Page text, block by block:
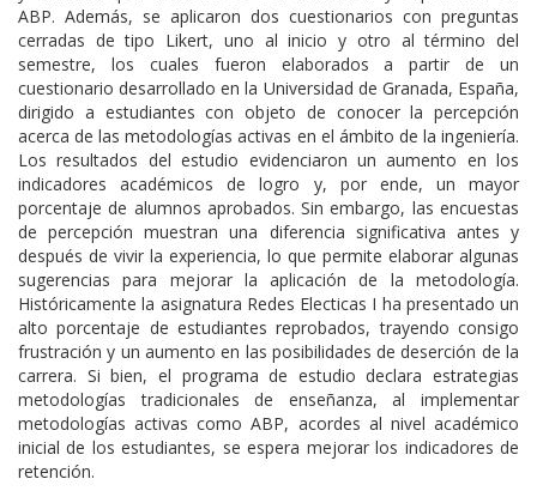
ABP. Además, se aplicaron dos cuestionarios con preguntas
cerradas de tipo Likert, uno al inicio y otro al término del
semestre, los cuales fueron elaborados a partir de un
cuestionario desarrollado en la Universidad de Granada, España,
dirigido a estudiantes con objeto de conocer la percepción
acerca de las metodologías activas en el ámbito de la ingeniería.
Los resultados del estudio evidenciaron un aumento en los
indicadores académicos de logro y, por ende, un mayor
porcentaje de alumnos aprobados. Sin embargo, las encuestas
de percepción muestran una diferencia significativa antes y
después de vivir la experiencia, lo que permite elaborar algunas
sugerencias para mejorar la aplicación de la metodología.
Históricamente la asignatura Redes Electicas I ha presentado un
alto porcentaje de estudiantes reprobados, trayendo consigo
frustración y un aumento en las posibilidades de deserción de la
carrera. Si bien, el programa de estudio declara estrategias
metodologías tradicionales de enseñanza, al implementar
metodologías activas como ABP, acordes al nivel académico
inicial de los estudiantes, se espera mejorar los indicadores de
retención.